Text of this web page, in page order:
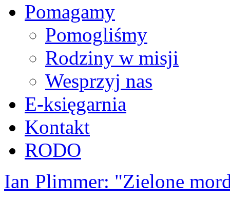
Pomagamy
Pomogliśmy
Rodziny w misji
Wesprzyj nas
E-księgarnia
Kontakt
RODO
Ian Plimmer: "Zielone